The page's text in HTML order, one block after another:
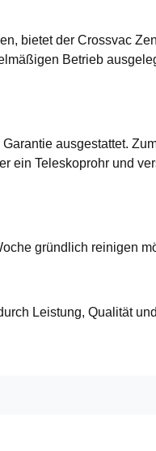
bietet der Crossvac
Betrieb
ausgestattet.
ein Teleskoprohr und
gründlich reinigen
Leistung, Qualität